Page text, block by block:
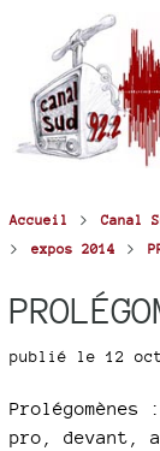
Accueil > Canal
> expos 2014 >
publié le 12
pro, devant,